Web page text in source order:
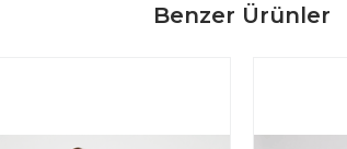
Benzer Ürünler